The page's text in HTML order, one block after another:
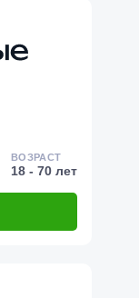
ВОЗРАСТ
18 - 70 лет